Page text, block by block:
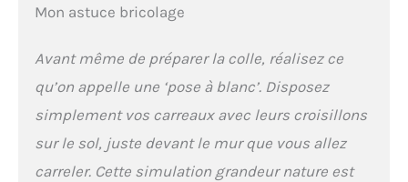
Mon astuce bricolage
Avant même de préparer la colle, réalisez ce
qu’on appelle une ‘pose à blanc’. Disposez
simplement vos carreaux avec leurs croisillons
sur le sol, juste devant le mur que vous allez
carreler. Cette simulation grandeur nature est